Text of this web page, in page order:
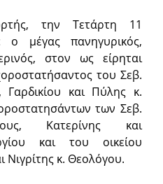
την Τετάρτη 11
ο μέγας πανηγυρικός,
στον ως είρηται
του Σεβ.
Γαρδικίου και Πύλης κ.
των Σεβ.
Κατερίνης και
και του οικείου
Νιγρίτης κ. Θεολόγου.